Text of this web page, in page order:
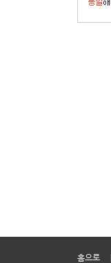
홈으로